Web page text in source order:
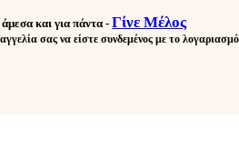
και για πάντα -Γίνε Μέλος
σας να είστε συνδεμένος με το